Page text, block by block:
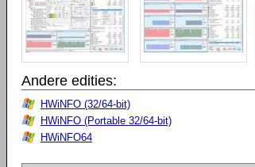
Andere edities:
HWiNFO (32/64-bit)
HWiNFO (Portable 32/64-bit)
HWiNFO64